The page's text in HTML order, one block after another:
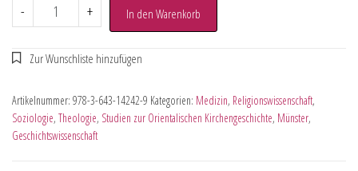
- + In den Warenkorb
Artikelnummer: 978-3-643-14242-9 Kategorien: Medizin, Religionswissenschaft,
Soziologie, Theologie, Studien zur Orientalischen Kirchengeschichte, Münster,
Geschichtswissenschaft